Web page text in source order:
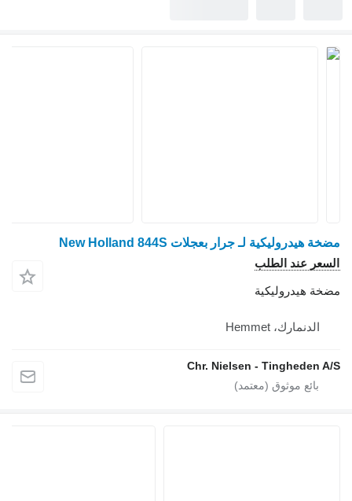
مضخة هيدروليكية لـ جرار بعجلات New Holland 844S
السعر عند الطلب
مضخة هيدروليكية
الدنمارك، Hemmet
Chr. Nielsen - Tingheden A/S